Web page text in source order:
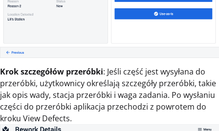
Krok szczegółów przeróbki: Jeśli część jest wysyłana do
przeróbki, użytkownicy określają szczegóły przeróbki, takie
jak opis wady, stacja przeróbki i waga zadania. Po wysłaniu
części do przeróbki aplikacja przechodzi z powrotem do
kroku View Defects.